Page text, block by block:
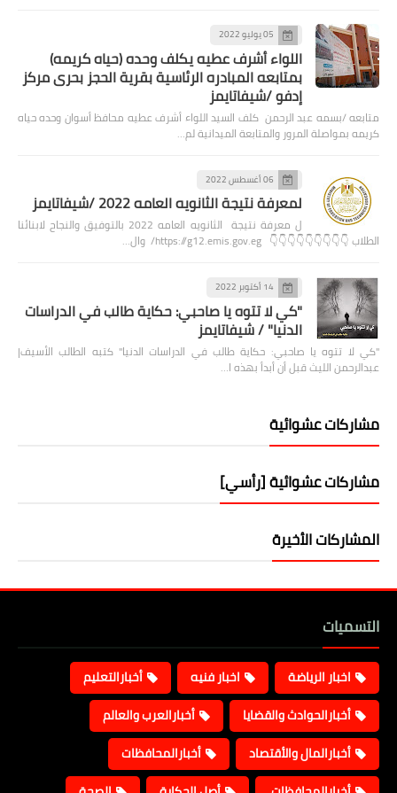
05 يوليو 2022
اللواء أشرف عطيه يكلف وحده (حياه كريمه)
بمتابعه المبادره الرئاسية بقرية الحجز بحرى مركز
إدفو /شيفاتايمز
متابعه /بسمه عبد الرحمن كلف السيد اللواء أشرف عطيه محافظ أسوان وحده حياه
كريمه بمواصلة المرور والمتابعة الميدانية لم…
06 أغسطس 2022
لمعرفة نتيجة الثانويه العامه 2022 /شيفاتايمز
ل معرفة نتيجة الثانويه العامه 2022 بالتوفيق والنجاح لابنائنا
الطلاب 👇👇👇👇👇👇👇👇👇 https://g12.emis.gov.eg/ وال…
14 أكتوبر 2022
"كي لا تتوه يا صاحبي: حكاية طالب في الدراسات
الدنيا" / شيفاتايمز
"كي لا تتوه يا صاحبي: حكاية طالب في الدراسات الدنيا" كتبه الطالب الأسيف|
عبدالرحمن الليث قبل أن أبدأ بهذه ا…
مشاركات عشوائية
مشاركات عشوائية [رأسي]
المشاركات الأخيرة
التسميات
اخبار الرياضة اخبار فنيه
أخبارالتعليم
أخبارالحوادث والقضايا
أخبارالعرب والعالم
أخبارالمال والأقتصاد
أخبارالمحافظات